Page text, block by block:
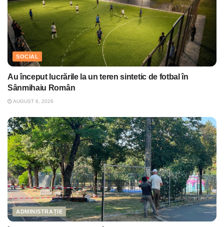
SOCIAL
Au început lucrările la un teren sintetic de fotbal în
Sânmihaiu Român
AUGUST 6, 2026
ADMINISTRAȚIE